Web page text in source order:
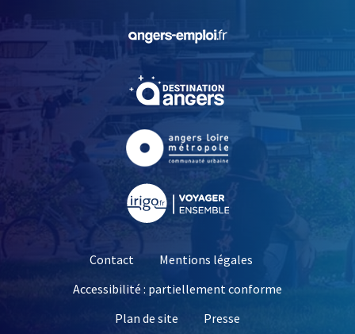
, Ouvre une nouvelle
, Ouvre une nouvelle
Contact
Mentions légales
Accessibilité : partiellement conforme
Plan de site
Presse